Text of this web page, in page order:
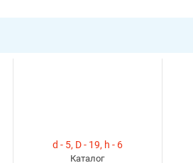
d - 5, D - 19, h - 6
Каталог